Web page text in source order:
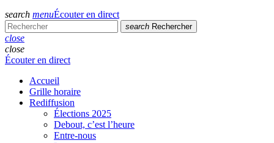
search menuÉcouter en direct
search Rechercher
close
close
Écouter en direct
Accueil
Grille horaire
Rediffusion
Élections 2025
Debout, c’est l’heure
Entre-nous